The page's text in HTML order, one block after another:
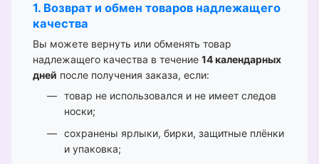
1. Возврат и обмен товаров надлежащего
качества
Вы можете вернуть или обменять товар
надлежащего качества в течение 14 календарных
дней после получения заказа, если:
товар не использовался и не имеет следов
носки;
сохранены ярлыки, бирки, защитные плёнки
и упаковка;